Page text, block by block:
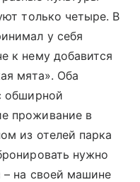
только четыре. В
у себя
к нему добавится
мята». Оба
обширной
проживание в
из отелей парка
нужно
– на своей машине